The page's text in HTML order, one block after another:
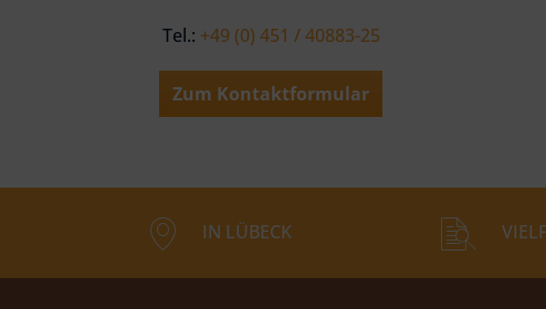
Tel.: +49 (0) 451 / 40883-25
Zum Kontaktformular
IN LÜBECK